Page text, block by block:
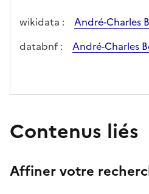
wikidata :
André-Charles
databnf :
André-Charles
Contenus liés
Affiner votre